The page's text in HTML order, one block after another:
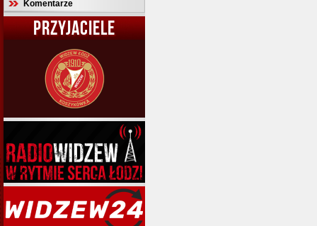
Komentarze
PRZYJACIELE